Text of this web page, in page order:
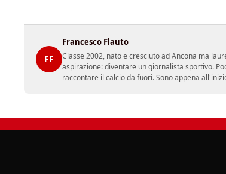
FF
Francesco Flauto
Classe 2002, nato e cresciuto ad Ancona ma
aspirazione: diventare un giornalista sportivo.
raccontare il calcio da fuori. Sono appena